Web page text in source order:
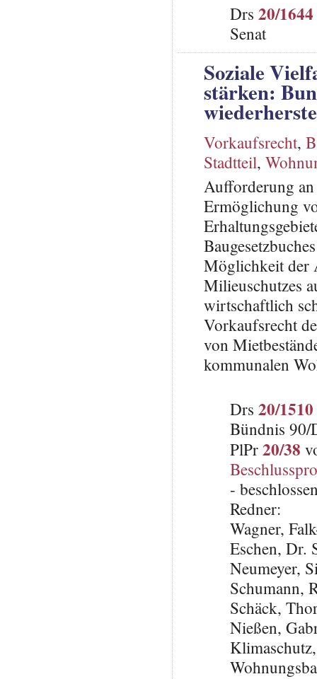
Drs 20/1644
Senat
Soziale
stärken:
Vorkaufsrecht,
Stadtteil,
Aufforderung
Ermöglichung
Möglichkeit der
Milieuschutzes
wirtschaftlich
Vorkaufsrecht
von
kommunalen
Drs 20/1510
Bündnis 90/
PlPr20/38
-
Redner:
Wagner,
Eschen, Dr.
Neumeyer,
Schumann,
Schäck,
Nießen,